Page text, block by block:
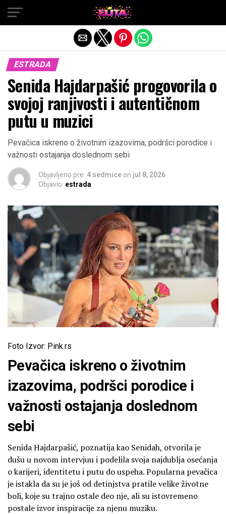
ESTRADA
Senida Hajdarpašić progovorila o
svojoj ranjivosti i autentičnom
putu u muzici
Pevačica iskreno o životnim izazovima, podršci porodice i
važnosti ostajanja doslednom sebi
Objavljeno pre: 4 sedmice on jul 8, 2026
Objavio: estrada
Foto Izvor: Pink.rs
Pevačica iskreno o životnim
izazovima, podršci porodice i
važnosti ostajanja doslednom
sebi
Senida Hajdarpašić, poznatija kao Senidah, otvorila je
dušu u novom intervjuu i podelila svoja najdublja osećanja
o karijeri, identitetu i putu do uspeha. Popularna pevačica
je istakla da su je još od detinjstva pratile velike životne
boli, koje su trajno ostale deo nje, ali su istovremeno
postale izvor inspiracije za njenu muziku.
Exit mobile version